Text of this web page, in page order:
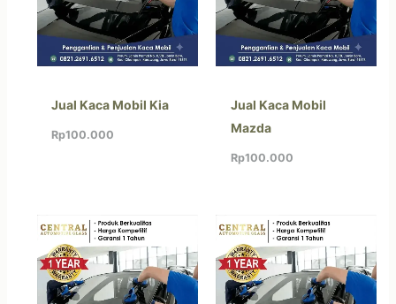
Jual Kaca Mobil Kia
Rp100.000
Jual Kaca Mobil
Mazda
Rp100.000